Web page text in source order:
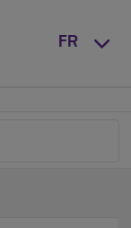
FR